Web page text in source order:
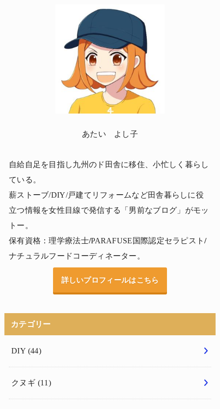
あたい よし子
自給自足を目指し九州のド田舎に移住、小忙しく暮らし
ている。
薪ストーブ/DIY/戸建てリフォームなど田舎暮らしに役
立つ情報を女性目線で発信する「男前なブログ」がモッ
トー。
保有資格：理学療法士/PARAFUSE国際認定セラピスト/
ナチュラルフードコーディネーター。
詳しいプロフィールはこちら
カテゴリー
DIY (44)
クヌギ (11)